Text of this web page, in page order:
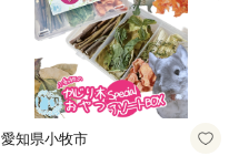
愛知県小牧市